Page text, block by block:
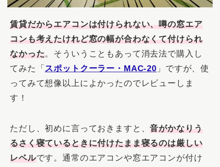
賃貸だからエアコンは付けられない、噂の窓エア
コンも考えたけれど窓の幅が合わなくて付けられ
なかった。そういうこともあって消去法で購入し
てみた「 スポットクーラー・MAC-20 」ですが、使
ってみて想像以上によかったのでレビューしま
す！
ただし、初めに言っておきますと、音がかなりう
るさく寝ているときに付けたまま寝るのは厳しい
レベルです。通常のエアコンや窓エアコンが付け